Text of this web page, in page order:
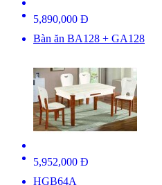
5,890,000 Đ
Bàn ăn BA128 + GA128
5,952,000 Đ
HGB64A